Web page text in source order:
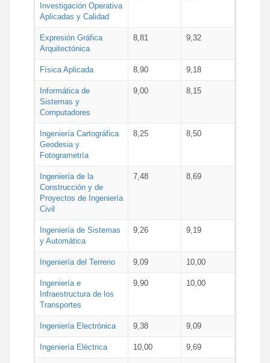
Investigación Operativa
Aplicadas y Calidad
Expresión Gráfica
Arquitectónica
8,81 9,32
Física Aplicada 8,90 9,18
Informática de
Sistemas y
Computadores
9,00 8,15
Ingeniería Cartográfica
Geodesia y
Fotogrametría
8,25 8,50
Ingeniería de la
Construcción y de
Proyectos de Ingeniería
Civil
7,48 8,69
Ingeniería de Sistemas
y Automática
9,26 9,19
Ingeniería del Terreno 9,09 10,00
Ingeniería e
Infraestructura de los
Transportes
9,90 10,00
Ingeniería Electrónica 9,38 9,09
Ingeniería Eléctrica 10,00 9,69